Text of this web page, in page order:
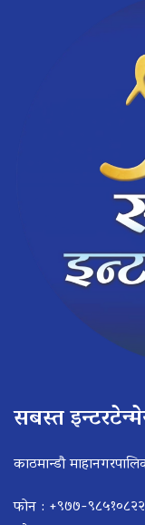
सबस्त
काठमान्डौ
फोन : +९७७-